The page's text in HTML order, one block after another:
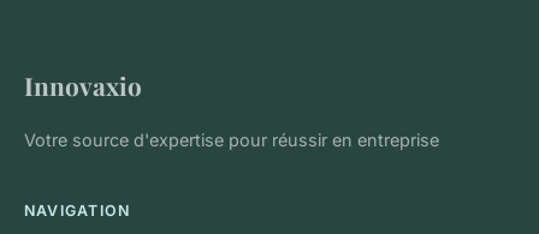
Innovaxio
Votre source d'expertise pour réussir en entreprise
NAVIGATION